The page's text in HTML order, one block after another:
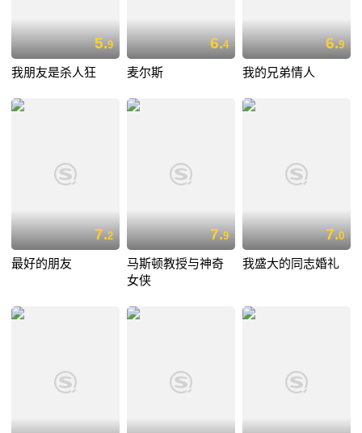
5.9
我朋友是杀人狂
6.4
麦尔斯
6.9
我的兄弟情人
7.2
最好的朋友
7.9
马斯顿教授与神奇
女侠
7.0
我盛大的同志婚礼